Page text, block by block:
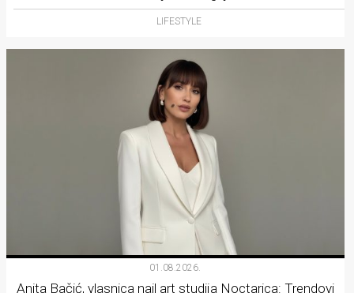
LIFESTYLE
01.08.2026.
Anita Bačić, vlasnica nail art studija Noctarica: Trendovi